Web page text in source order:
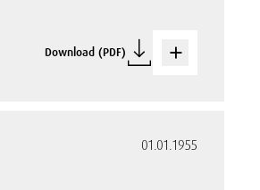
Download (PDF)
01.01.1955